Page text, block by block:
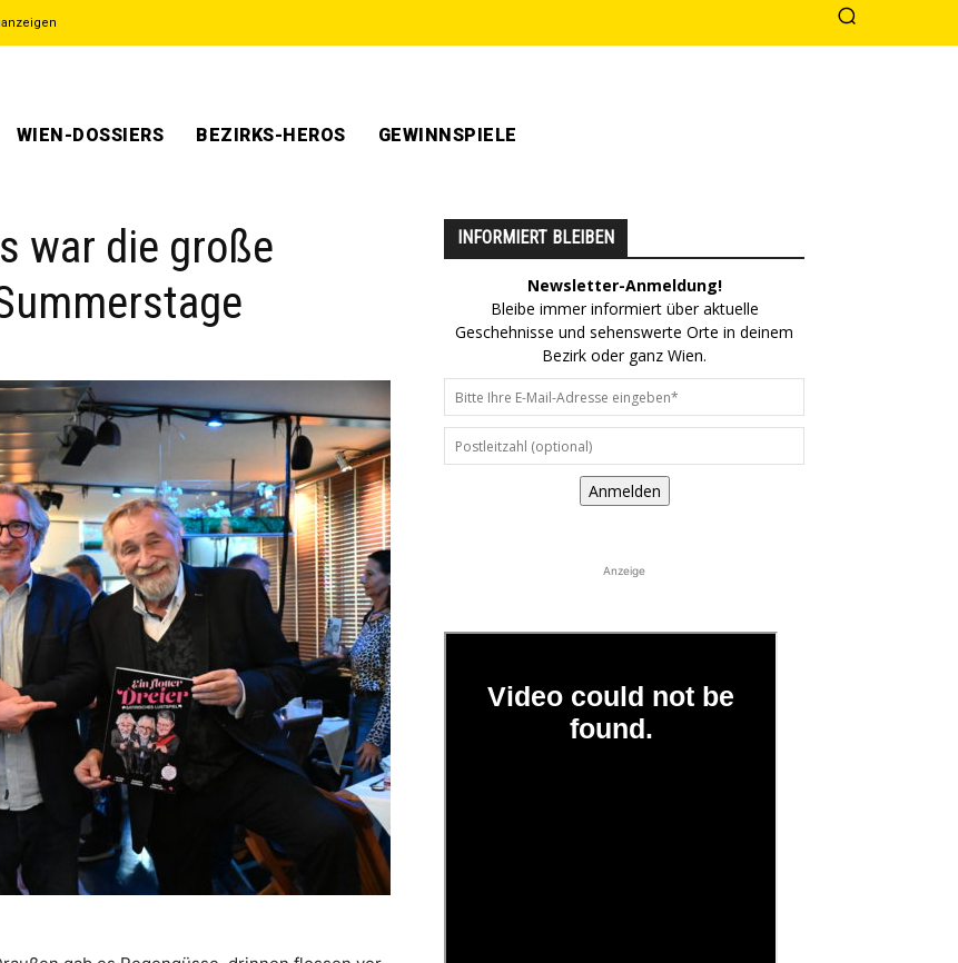
WIEN-DOSSIERS BEZIRKS-HEROS GEWINNSPIELE
war die große
INFORMIERT BLEIBEN
Newsletter-Anmeldung!
Bleibe immer informiert über aktuelle
Geschehnisse und sehenswerte Orte in deinem
Bezirk oder ganz Wien.
Anmelden
Anzeige